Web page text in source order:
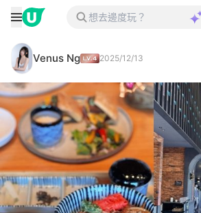
Venus Ng 2025/12/13